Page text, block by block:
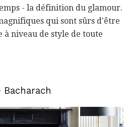
- la définition du glamour.
qui sont sûrs d'être
à niveau de style de toute